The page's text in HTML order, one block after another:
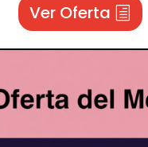
Ver Oferta